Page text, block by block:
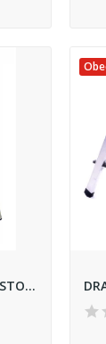
INTER-DRABINA ALU 4 STOPNIE 120KG 1404